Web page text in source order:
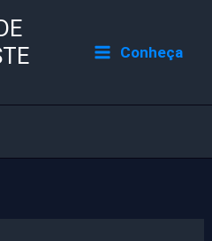
Conheça